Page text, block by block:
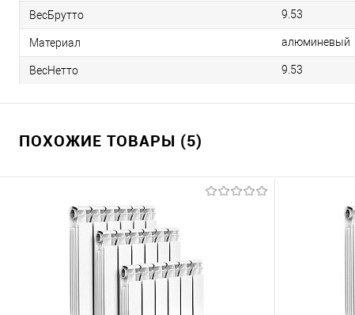
ВесБрутто 9.53
Материал алюминевый
ВесНетто 9.53
ПОХОЖИЕ ТОВАРЫ (5)